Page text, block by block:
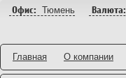
Офис: Тюмень Валюта:
Главная О компании